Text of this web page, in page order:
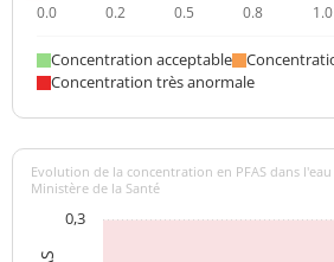
0.0 0.2 0.5 0.8 1.0
Concentration acceptable
Concentration très anormale
Evolution de la concentration en PFAS dans l'eau
Ministère de la Santé
0,3